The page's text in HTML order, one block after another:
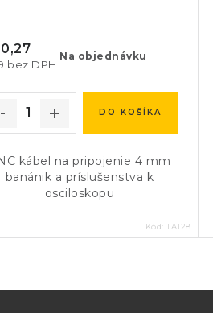
Na objednávku
bez DPH
DO KOŠÍKA
kábel na pripojenie 4 mm
banánik a príslušenstva k
osciloskopu
Kód: TA128